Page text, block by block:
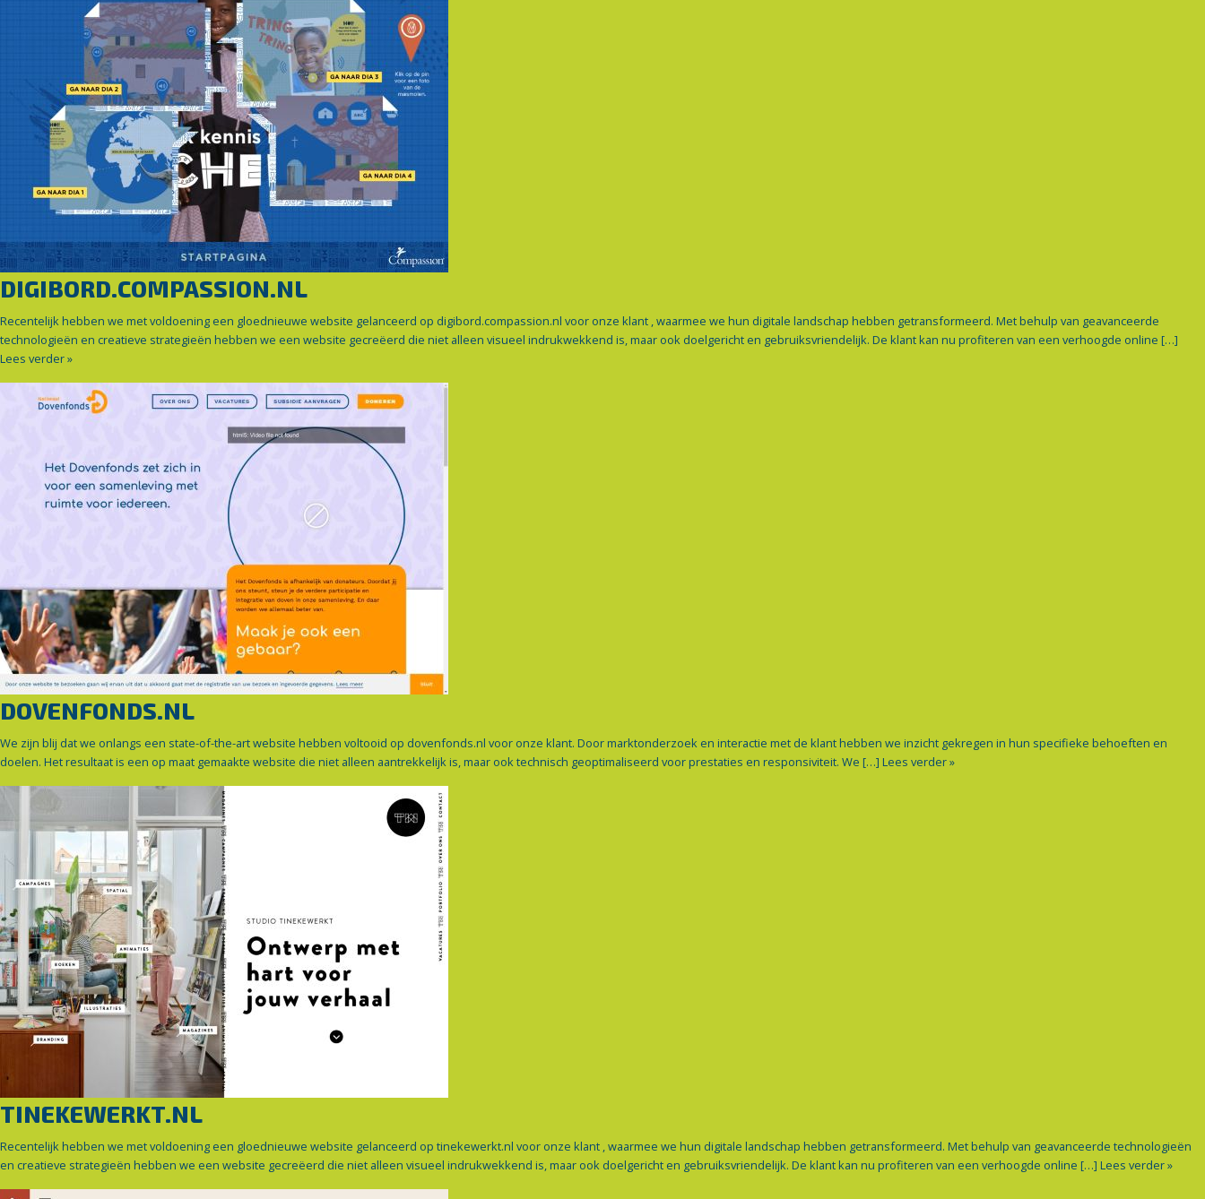
DIGIBORD.COMPASSION.NL
Recentelijk hebben we met voldoening een gloednieuwe website gelanceerd op digibord.compassion.nl voor onze klant , waarmee we hun digitale landschap hebben getransformeerd. Met behulp van geavanceerde
technologieën en creatieve strategieën hebben we een website gecreëerd die niet alleen visueel indrukwekkend is, maar ook doelgericht en gebruiksvriendelijk. De klant kan nu profiteren van een verhoogde online […]
Lees verder »
DOVENFONDS.NL
We zijn blij dat we onlangs een state-of-the-art website hebben voltooid op dovenfonds.nl voor onze klant. Door marktonderzoek en interactie met de klant hebben we inzicht gekregen in hun specifieke behoeften en
doelen. Het resultaat is een op maat gemaakte website die niet alleen aantrekkelijk is, maar ook technisch geoptimaliseerd voor prestaties en responsiviteit. We […] Lees verder »
TINEKEWERKT.NL
Recentelijk hebben we met voldoening een gloednieuwe website gelanceerd op tinekewerkt.nl voor onze klant , waarmee we hun digitale landschap hebben getransformeerd. Met behulp van geavanceerde technologieën
en creatieve strategieën hebben we een website gecreëerd die niet alleen visueel indrukwekkend is, maar ook doelgericht en gebruiksvriendelijk. De klant kan nu profiteren van een verhoogde online […] Lees verder »